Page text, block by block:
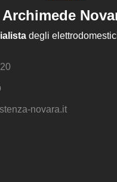
Archimede
degli
novara.it